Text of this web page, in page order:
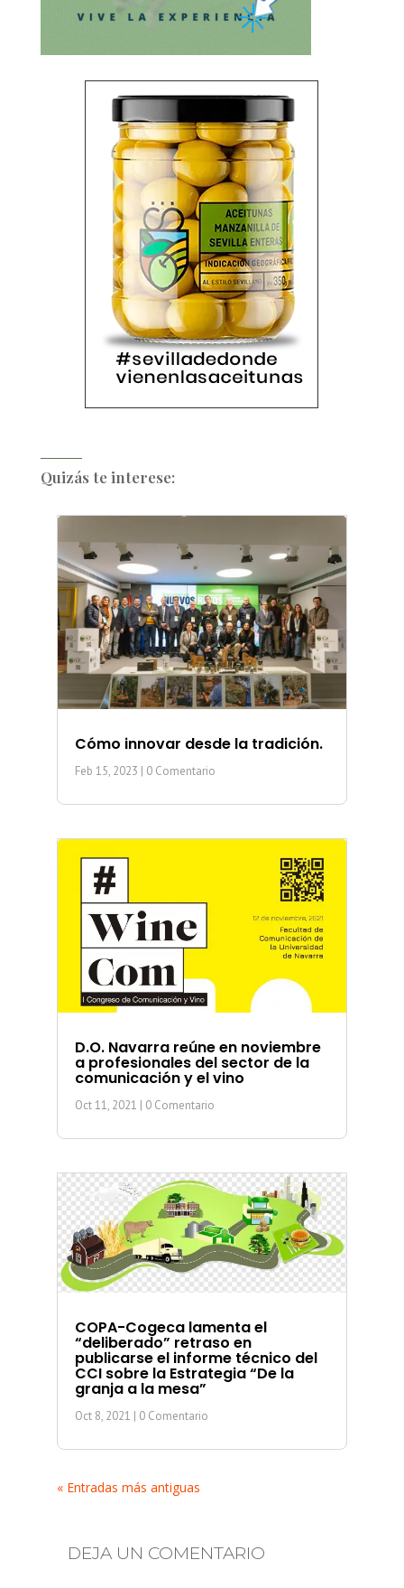
Quizás te interese:
Cómo innovar desde la tradición.
Feb 15, 2023 | 0 Comentario
D.O. Navarra reúne en noviembre
a profesionales del sector de la
comunicación y el vino
Oct 11, 2021 | 0 Comentario
COPA-Cogeca lamenta el
“deliberado” retraso en
publicarse el informe técnico del
CCI sobre la Estrategia “De la
granja a la mesa”
Oct 8, 2021 | 0 Comentario
« Entradas más antiguas
DEJA UN COMENTARIO